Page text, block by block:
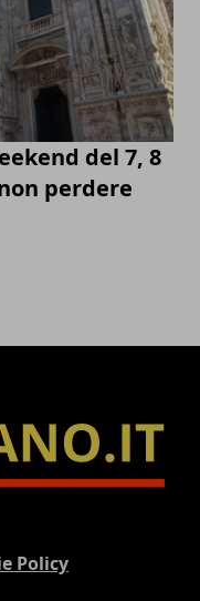
del 7, 8
perdere
Policy